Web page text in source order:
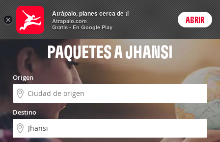
Vuelo+Hotel Login
PAQUETES A JHANSI
Origen
Destino
×
Atrápalo, planes cerca de ti
Atrapalo.com
Gratis - En Google Play
ABRIR